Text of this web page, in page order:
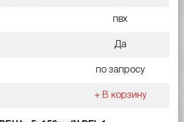
пвх
Да
по запросу
+ В корзину